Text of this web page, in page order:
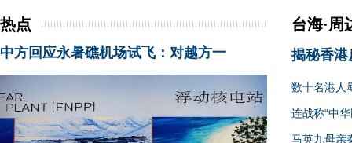
热点
中方回应永暑礁机场试飞：对越方一
台海·周
揭秘香港
数十名港人
连战称“中
马英九母亲